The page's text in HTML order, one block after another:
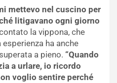
mettevo nel cuscino per
litigavano ogni giorno
la vippona, che
ha anche
a pieno. “Quando
a urlare, io ricordo
voglio sentire perché